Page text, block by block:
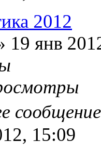
2012
19 янв
15:09